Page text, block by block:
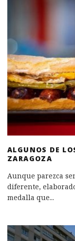
ALGUNOS DE
ZARAGOZA
Aunque parezca
diferente,
medalla que...